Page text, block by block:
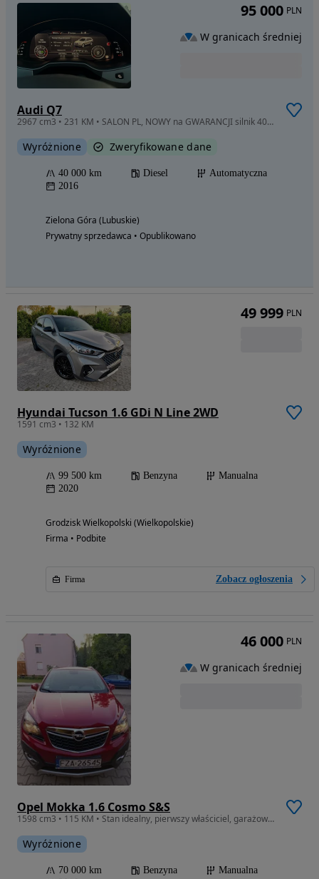
Audi Q7
2967 cm3 • 231 KM • SALON PL, NOWY na GWARANCJI silnik 40tkm drugi właściciel
Wyróżnione Zweryfikowane dane
40 000 km Diesel
Automatyczna
2016
Zielona Góra (Lubuskie)
Prywatny sprzedawca • Opublikowano
95 000 PLN
W granicach średniej
Hyundai Tucson 1.6 GDi N Line 2WD
1591 cm3 • 132 KM
Wyróżnione
99 500 km Benzyna
Manualna
2020
Grodzisk Wielkopolski (Wielkopolskie)
Firma • Podbite
Firma Zobacz ogłoszenia
49 999 PLN
Opel Mokka 1.6 Cosmo S&S
1598 cm3 • 115 KM • Stan idealny, pierwszy właściciel, garażowany, progi do wsiadania
Wyróżnione
70 000 km Benzyna
Manualna
46 000 PLN
W granicach średniej